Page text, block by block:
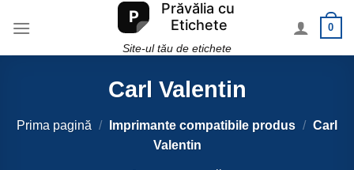
Site-ul tău de etichete
0
Carl Valentin
Prima pagină / Imprimante compatibile produs / Carl
Valentin